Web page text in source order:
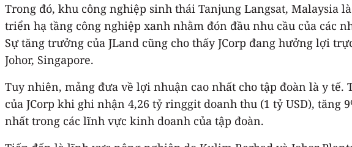
Trong đó, khu công nghiệp sinh thái Tanjung Langsat,
triển hạ tầng công nghiệp xanh nhằm đón đầu nhu cầu của các
Sự tăng trưởng của JLand cũng cho thấy JCorp đang hưởng lợi
Johor, Singapore.
Tuy nhiên, mảng đưa về lợi nhuận cao nhất cho tập đoàn là y
của JCorp khi ghi nhận 4,26 tỷ ringgit doanh thu (1 tỷ USD),
nhất trong các lĩnh vực kinh doanh của tập đoàn.